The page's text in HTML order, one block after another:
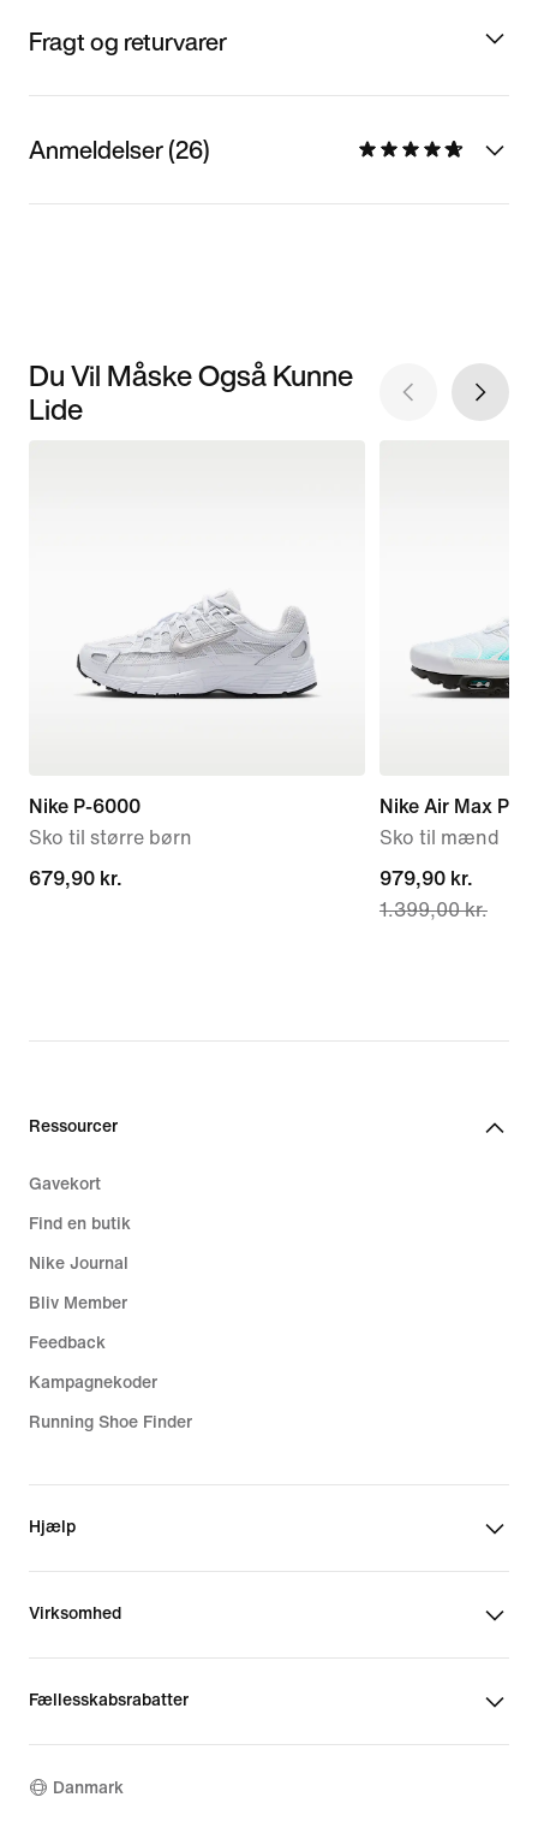
Fragt og returvarer
Anmeldelser (26)
Du Vil Måske Også Kunne
Lide
Nike P-6000
Sko til større børn
679,90 kr.
679,90 kr.
Nike Air Max Plus
Sko til mænd
current
price
1.399,00 kr.
979,90 kr.
1.399,00 kr.
Ressourcer
Gavekort
Find en butik
Nike Journal
Bliv Member
Feedback
Kampagnekoder
Running Shoe Finder
Hjælp
Virksomhed
Fællesskabsrabatter
Danmark